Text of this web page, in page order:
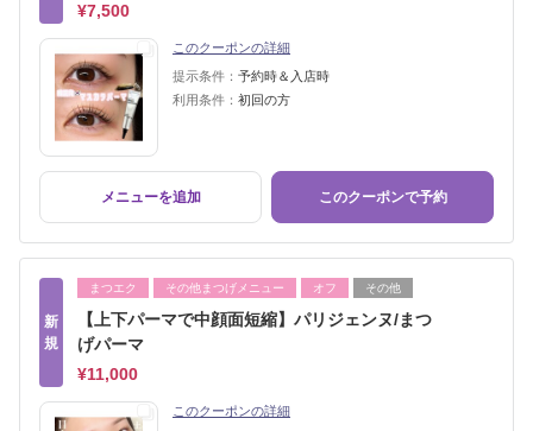
¥7,500
このクーポンの詳細
提示条件： 予約時＆入店時
利用条件： 初回の方
メニューを追加 このクーポンで予約
新
規
まつエク その他まつげメニュー オフ その他
【上下パーマで中顔面短縮】パリジェンヌ/まつ
げパーマ
¥11,000
このクーポンの詳細